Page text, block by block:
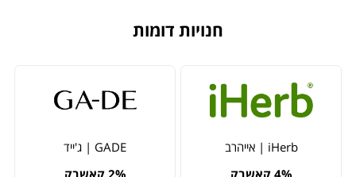
חנויות דומות
iHerb | אייהרב
GADE | ג'ייד